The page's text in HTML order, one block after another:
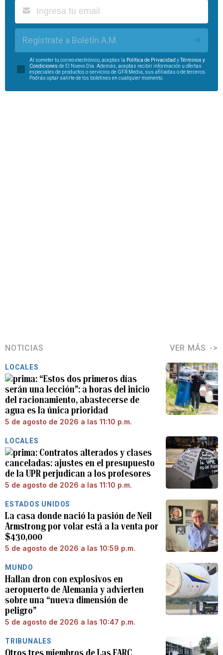
Regístrate a Boletín A.M.
Al someter tu correo electrónico, aceptas la Política de Privacidad yTérminos y
Condiciones de El Nuevo Día. Además, aceptas recibir información u ofertas
especiales de productos o servicios de GFR Media, sus afiliadas o de terceros.
Podrás optar salirte de los boletines en cualquier momento.
NOTICIAS VER MÁS
LOCALES
“Estos dos primeros días
serán una lección”: a horas del inicio
del racionamiento, abastecerse de
agua es la única prioridad
5 de agosto de 2026 a las 11:10 p.m.
LOCALES
Contratos alterados y clases
canceladas: ajustes en el presupuesto
de la UPR perjudican a los profesores
5 de agosto de 2026 a las 11:10 p.m.
ESTADOS UNIDOS
La casa donde nació la pasión de Neil
Armstrong por volar está a la venta por
$430,000
5 de agosto de 2026 a las 10:59 p.m.
MUNDO
Hallan dron con explosivos en
aeropuerto de Alemania y advierten
sobre una “nueva dimensión de
peligro”
5 de agosto de 2026 a las 10:47 p.m.
TRIBUNALES
Otros tres miembros de Las FARC